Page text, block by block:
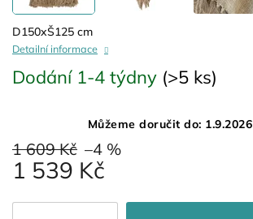
1 609 Kč –4 %
1 539 Kč
Dodání 1-4 týdny (>5 ks)
Můžeme doručit do: 1.9.2026
D150xŠ125 cm
Detailní informace